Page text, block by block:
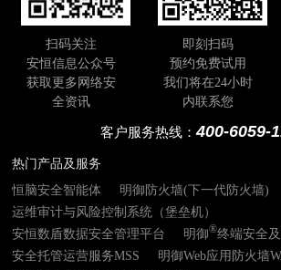
扫码关注
安恒信息公众号
获取更多网络安
全资讯
即刻扫码
预约免费试用
我们将在24小时
内联系您
客户服务热线：400-6059-
热门产品及服务
恒脑安全智能体
明御防火墙(下一代防火墙)
运维审计与风险控制系统（堡垒机）
安恒数盾数据安全管理平台
明御®终端安全
安全托管运营服务MSS
明御Web应用防火墙